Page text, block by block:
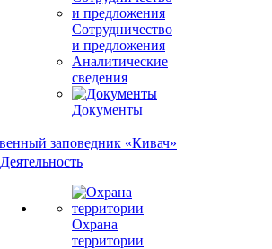
Сотрудничество
и предложения
Аналитические
сведения
Документы
Деятельность
Охрана
территории